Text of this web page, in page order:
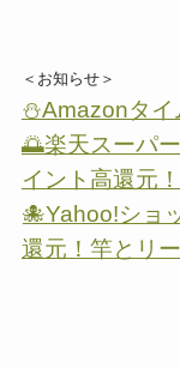
＜お知らせ＞
⛄Amazonタイ
🌅楽天スーパ
イント高還元！
🐙Yahoo!ショ
還元！竿とリ